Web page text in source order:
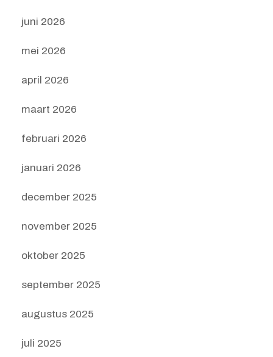
juni 2026
mei 2026
april 2026
maart 2026
februari 2026
januari 2026
december 2025
november 2025
oktober 2025
september 2025
augustus 2025
juli 2025